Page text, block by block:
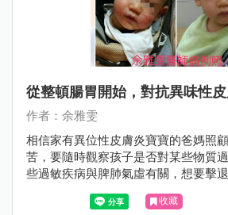
從整頓腸胃開始，對抗異味性
作者：余雅雯
相信家有異位性皮膚炎寶寶的爸媽照
苦，要隨時觀察孩子是否對某些物質
些過敏疾病與脾肺氣虛有關，想要擊
從照顧腸胃做起，附上一張近日診療
個月的持續追蹤治療，皮膚改善許多。
收藏